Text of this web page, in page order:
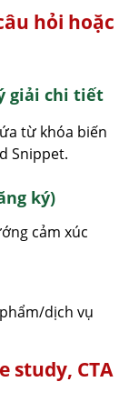
hỏi hoặc
giải chi tiết
từ khóa biến
Snippet.
ký)
cảm xúc
dịch vụ
study, CTA